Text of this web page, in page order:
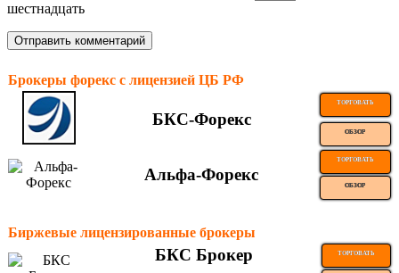
шестнадцать
Брокеры форекс с лицензией ЦБ РФ
БКС-Форекс
ТОРГОВАТЬ
ОБЗОР
Альфа-Форекс
ТОРГОВАТЬ
ОБЗОР
Биржевые лицензированные брокеры
БКС Брокер ТОРГОВАТЬ